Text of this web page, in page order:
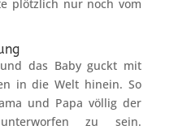
plötzlich nur noch vom
das Baby guckt mit
in die Welt hinein. So
und Papa völlig der
unterworfen zu sein.